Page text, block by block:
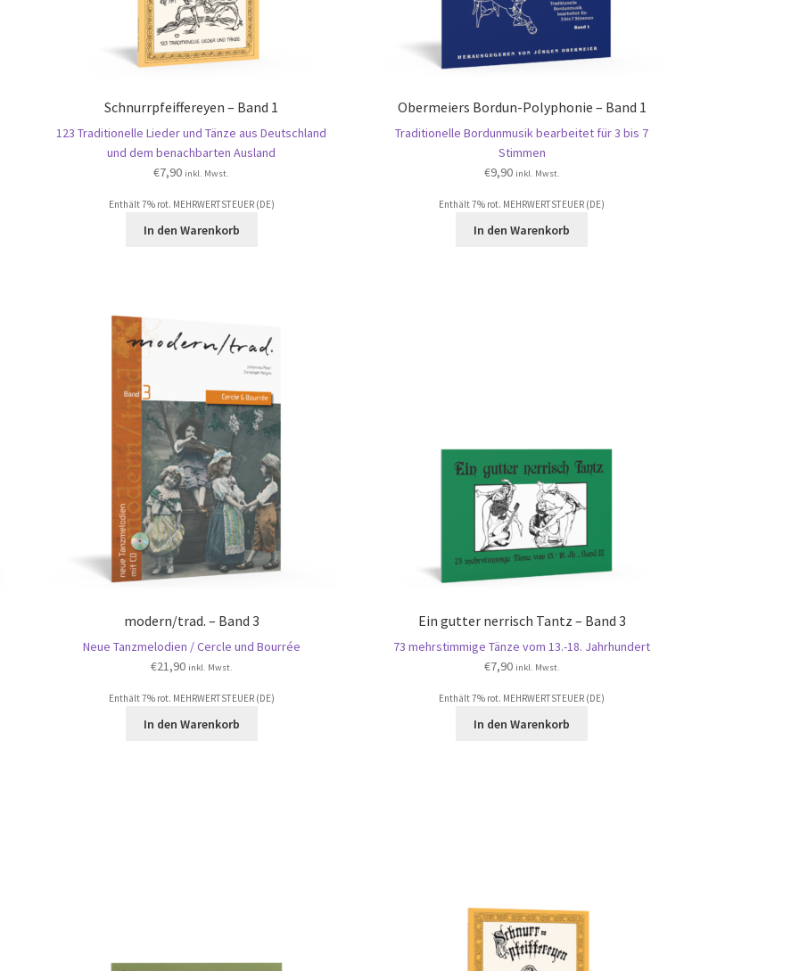
Schnurrpfeiffereyen – Band 1
123 Traditionelle Lieder und Tänze aus Deutschland
und dem benachbarten Ausland
€7,90 inkl. Mwst.
Enthält 7% rot. MEHRWERTSTEUER (DE)
In den Warenkorb
Obermeiers Bordun-Polyphonie – Band 1
Traditionelle Bordunmusik bearbeitet für 3 bis 7
Stimmen
€9,90 inkl. Mwst.
Enthält 7% rot. MEHRWERTSTEUER (DE)
In den Warenkorb
modern/trad. – Band 3
Neue Tanzmelodien / Cercle und Bourrée
€21,90 inkl. Mwst.
Enthält 7% rot. MEHRWERTSTEUER (DE)
In den Warenkorb
Ein gutter nerrisch Tantz – Band 3
73 mehrstimmige Tänze vom 13.-18. Jahrhundert
€7,90 inkl. Mwst.
Enthält 7% rot. MEHRWERTSTEUER (DE)
In den Warenkorb